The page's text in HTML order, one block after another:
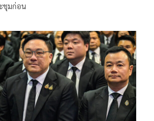
ชุมก่อน